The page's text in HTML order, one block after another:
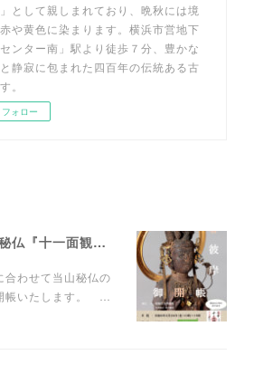
として親しまれており、晩秋には境
や黄色に染まります。横浜市営地下
ンター南」駅より徒歩７分、豊かな
静寂に包まれた四百年の伝統ある古
。
フォロー
【春彼岸・ご開帳】秘仏『十一面観音像』
わせて当山秘仏の
帳いたします。 …